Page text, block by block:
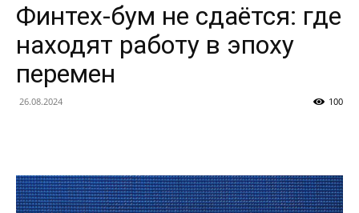
Финтех-бум не сдаётся: где
находят работу в эпоху
перемен
26.08.2024 100